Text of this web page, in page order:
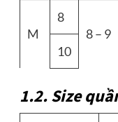
M
8
8 – 9
10
1.2. Size